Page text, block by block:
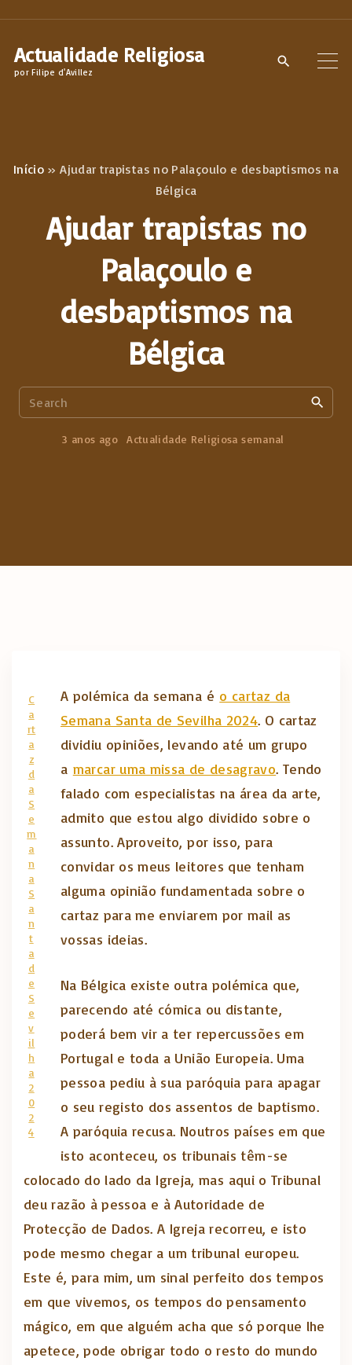
Actualidade Religiosa
por Filipe d'Avillez
Início »Ajudar trapistas no Palaçoulo e desbaptismos na
Bélgica
Ajudar trapistas no
Palaçoulo e
desbaptismos na
Bélgica
e
3 anos ago Actualidade Religiosa semanal
C
a
rt
a
z
d
a
S
e
m
a
n
a
S
a
n
t
a
d
e
S
e
v
il
h
a
2
0
2
4
A polémica da semana é o cartaz da
Semana Santa de Sevilha 2024. O cartaz
dividiu opiniões, levando até um grupo
a marcar uma missa de desagravo. Tendo
falado com especialistas na área da arte,
admito que estou algo dividido sobre o
assunto. Aproveito, por isso, para
convidar os meus leitores que tenham
alguma opinião fundamentada sobre o
cartaz para me enviarem por mail as
vossas ideias.
Na Bélgica existe outra polémica que,
parecendo até cómica ou distante,
poderá bem vir a ter repercussões em
Portugal e toda a União Europeia. Uma
pessoa pediu à sua paróquia para apagar
o seu registo dos assentos de baptismo.
A paróquia recusa. Noutros países em que
isto aconteceu, os tribunais têm-se
colocado do lado da Igreja, mas aqui o Tribunal
deu razão à pessoa e à Autoridade de
Protecção de Dados. A Igreja recorreu, e isto
pode mesmo chegar a um tribunal europeu.
Este é, para mim, um sinal perfeito dos tempos
em que vivemos, os tempos do pensamento
mágico, em que alguém acha que só porque lhe
apetece, pode obrigar todo o resto do mundo